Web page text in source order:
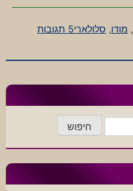
, מודו, סלולארי5 תגובות
על
מיותרי?